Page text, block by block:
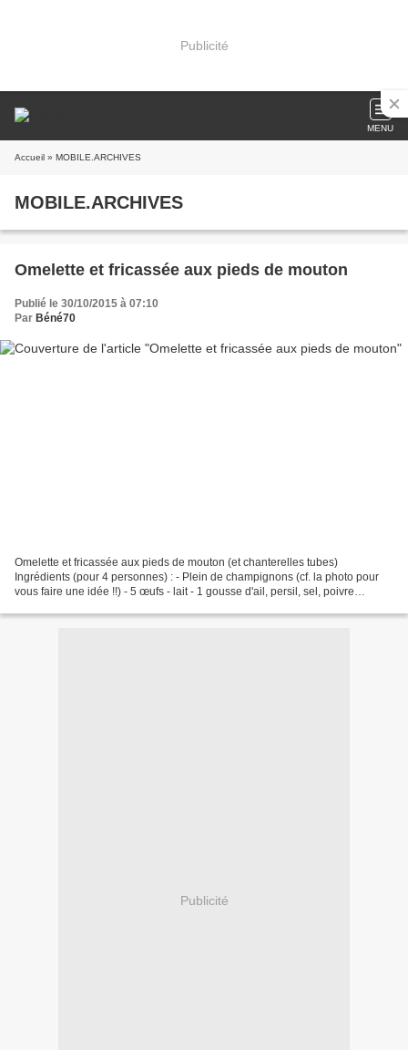
Publicité
MENU
Accueil » MOBILE.ARCHIVES
MOBILE.ARCHIVES
Omelette et fricassée aux pieds de mouton
Publié le 30/10/2015 à 07:10
Par Béné70
Omelette et fricassée aux pieds de mouton (et chanterelles tubes)
Ingrédients (pour 4 personnes) : - Plein de champignons (cf. la photo pour
vous faire une idée !!) - 5 œufs - lait - 1 gousse d'ail, persil, sel, poivre
Publicité